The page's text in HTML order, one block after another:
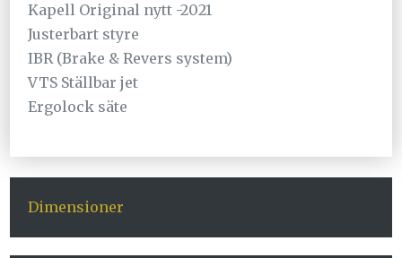
Kapell Original nytt -2021
Justerbart styre
IBR (Brake & Revers system)
VTS Ställbar jet
Ergolock säte
Dimensioner